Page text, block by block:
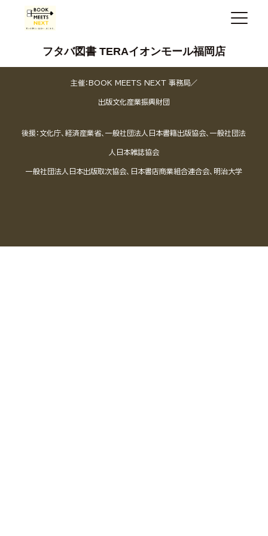
フタバ図書 TERAイオンモール福岡店
主催：BOOK MEETS NEXT 事務局／
出版文化産業振興財団
後援：文化庁、経済産業省、一般社団法人日本書籍出版協会、一般社団法
人日本雑誌協会
一般社団法人日本出版取次協会、日本書店商業組合連合会、明治大学